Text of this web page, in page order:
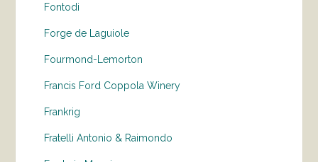
Fontodi
Forge de Laguiole
Fourmond-Lemorton
Francis Ford Coppola Winery
Frankrig
Fratelli Antonio & Raimondo